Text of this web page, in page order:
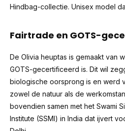
Hindbag-collectie. Unisex model
Fairtrade en GOTS-
De Olivia heuptas is gemaakt van
GOTS-gecertificeerd is. Dit wil
biologische oorsprong is en werd
zowel de natuur als de
bovendien samen met het Swami
Institute (SSMI) in India dat ijvert